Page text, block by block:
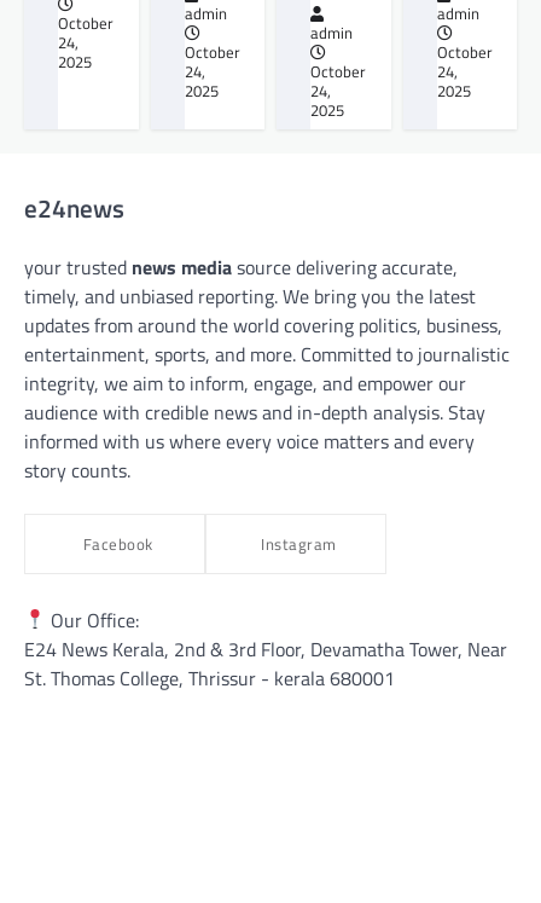
October
24,
2025
admin
October
24,
2025
admin
October
24,
2025
admin
October
24,
2025
e24news
your trusted news mediasource delivering accurate,
timely, and unbiased reporting. We bring you the latest
updates from around the world covering politics, business,
entertainment, sports, and more. Committed to journalistic
integrity, we aim to inform, engage, and empower our
audience with credible news and in-depth analysis. Stay
informed with us where every voice matters and every
story counts.
Facebook Instagram
Our Office:
E24 News Kerala, 2nd & 3rd Floor, Devamatha Tower, Near
St. Thomas College, Thrissur​ - kerala 680001